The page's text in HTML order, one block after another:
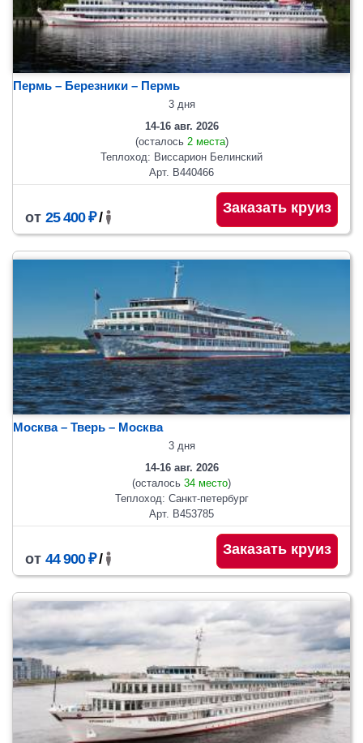
Пермь – Березники – Пермь
3 дня
14-16 авг. 2026
(осталось 2 места)
Теплоход: Виссарион Белинский
Арт. В440466
от 25 400 ₽/
Заказать круиз
Москва – Тверь – Москва
3 дня
14-16 авг. 2026
(осталось 34 место)
Теплоход: Санкт-петербург
Арт. В453785
от 44 900 ₽/
Заказать круиз